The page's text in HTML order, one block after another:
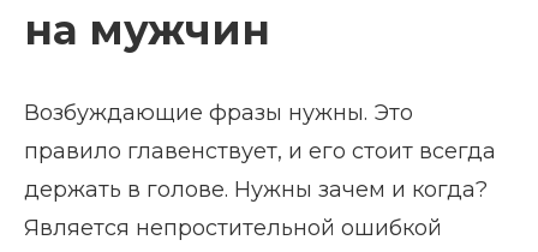
на мужчин
Возбуждающие фразы нужны. Это
правило главенствует, и его стоит всегда
держать в голове. Нужны зачем и когда?
Является непростительной ошибкой